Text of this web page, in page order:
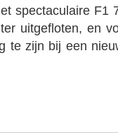
spectaculaire F1
uitgefloten, en
te zijn bij een